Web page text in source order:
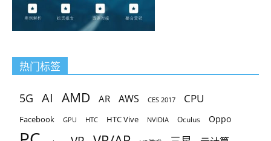
热门标签
5G AI AMD AR AWS CES 2017 CPU
Facebook GPU HTC HTC Vive NVIDIA Oculus Oppo